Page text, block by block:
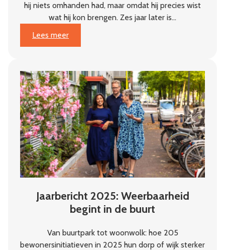
hij niets omhanden had, maar omdat hij precies wist
wat hij kon brengen. Zes jaar later is…
Lees meer
:
‘Je
geloven
in
de
initiatiefnemers’
Jaarbericht 2025: Weerbaarheid
begint in de buurt
Van buurtpark tot woonwolk: hoe 205
bewonersinitiatieven in 2025 hun dorp of wijk sterker